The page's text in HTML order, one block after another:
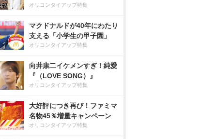
オリコンタイアップ特集
マクドナルドが40年にわたり
支える「小学生の甲子園」
オリコンタイアップ特集
向井康二イケメンすぎ！純愛
『（LOVE SONG）』
オリコンタイアップ特集
大好評につき再び！ファミマ
名物45％増量キャンペーン
オリコンタイアップ特集